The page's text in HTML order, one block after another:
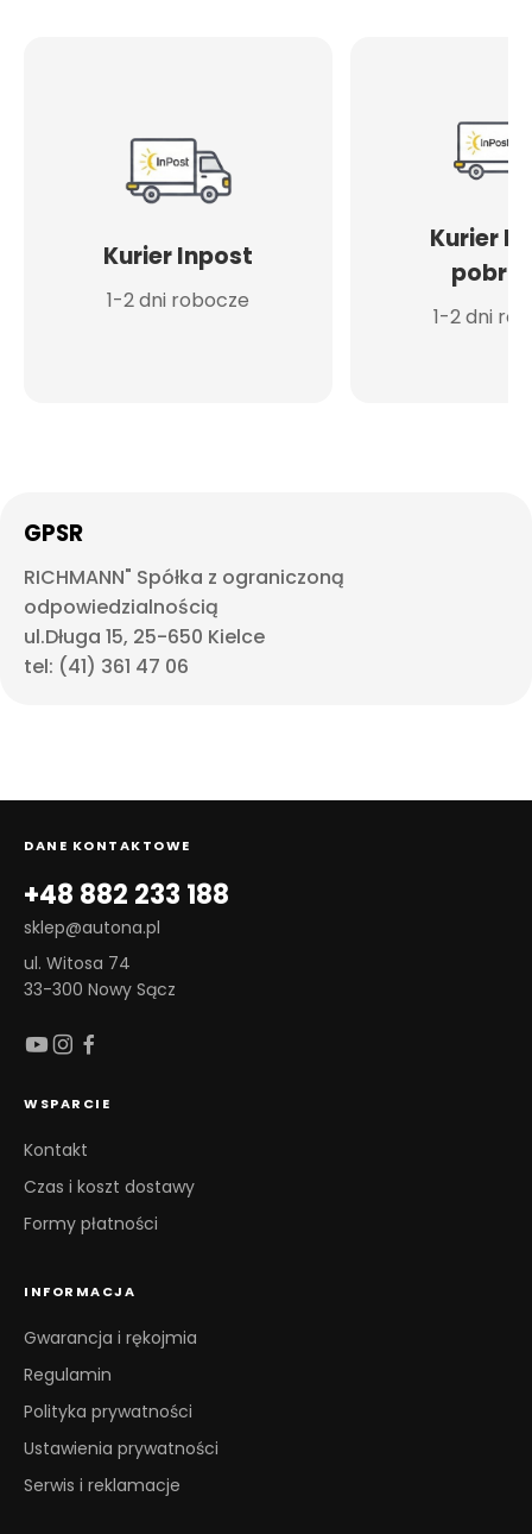
Kurier Inpost
1-2 dni robocze
Kurier
1-2 dni
GPSR
RICHMANN" Spółka z ograniczoną
odpowiedzialnością
ul.Długa 15, 25-650 Kielce
tel: (41) 361 47 06
DANE KONTAKTOWE
+48 882 233 188
sklep@autona.pl
ul. Witosa 74
33-300 Nowy Sącz
WSPARCIE
Kontakt
Czas i koszt dostawy
Formy płatności
INFORMACJA
Gwarancja i rękojmia
Regulamin
Polityka prywatności
Ustawienia prywatności
Serwis i reklamacje